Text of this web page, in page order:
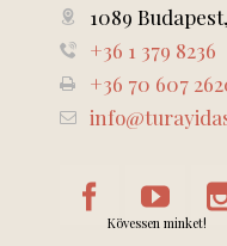
1089
+36 1 379 8236
+36 70 607
Kövessen minket!